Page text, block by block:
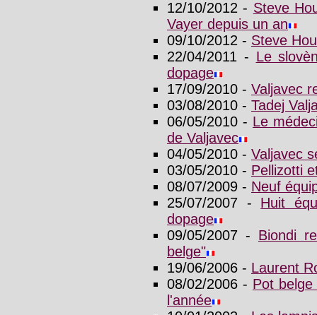
12/10/2012 - Steve
Vayer depuis un an
09/10/2012 - Steve
22/04/2011 - Le
dopage
17/09/2010 - Valjavec
03/08/2010 - Tadej
06/05/2010 - Le
de Valjavec
04/05/2010 - Valjavec
03/05/2010 - Pellizotti
08/07/2009 - Neuf
25/07/2007 - Huit
dopage
09/05/2007 - Biondi
belge"
19/06/2006 - Laurent
08/02/2006 - Pot
l'année